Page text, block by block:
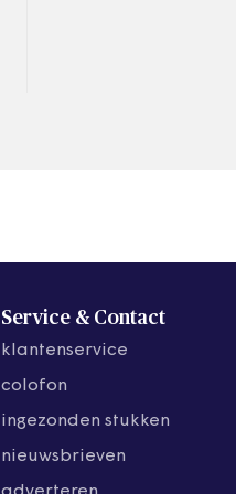
Service & Contact
klantenservice
colofon
ingezonden stukken
nieuwsbrieven